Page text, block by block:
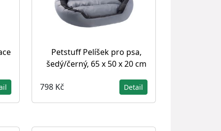
Petstuff Pelíšek pro psa,
šedý/černý, 65 x 50 x 20 cm
798 Kč Detail